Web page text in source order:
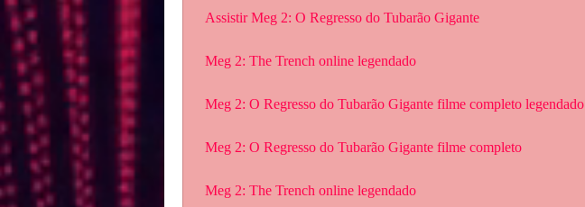
Assistir Meg 2: O Regresso do Tubarão Gigante
Meg 2: The Trench online legendado
Meg 2: O Regresso do Tubarão Gigante filme completo legendado
Meg 2: O Regresso do Tubarão Gigante filme completo
Meg 2: The Trench online legendado